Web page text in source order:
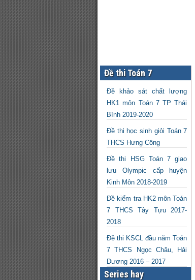
Đề thi Toán 7
Đề khảo sát chất lượng
HK1 môn Toán 7 TP Thái
Bình 2019-2020
Đề thi học sinh giỏi Toán 7
THCS Hưng Công
Đề thi HSG Toán 7 giao
lưu Olympic cấp huyện
Kinh Môn 2018-2019
Đề kiểm tra HK2 môn Toán
7 THCS Tây Tựu 2017-
2018
Đề thi KSCL đầu năm Toán
7 THCS Ngọc Châu, Hải
Dương 2016 – 2017
Series hay